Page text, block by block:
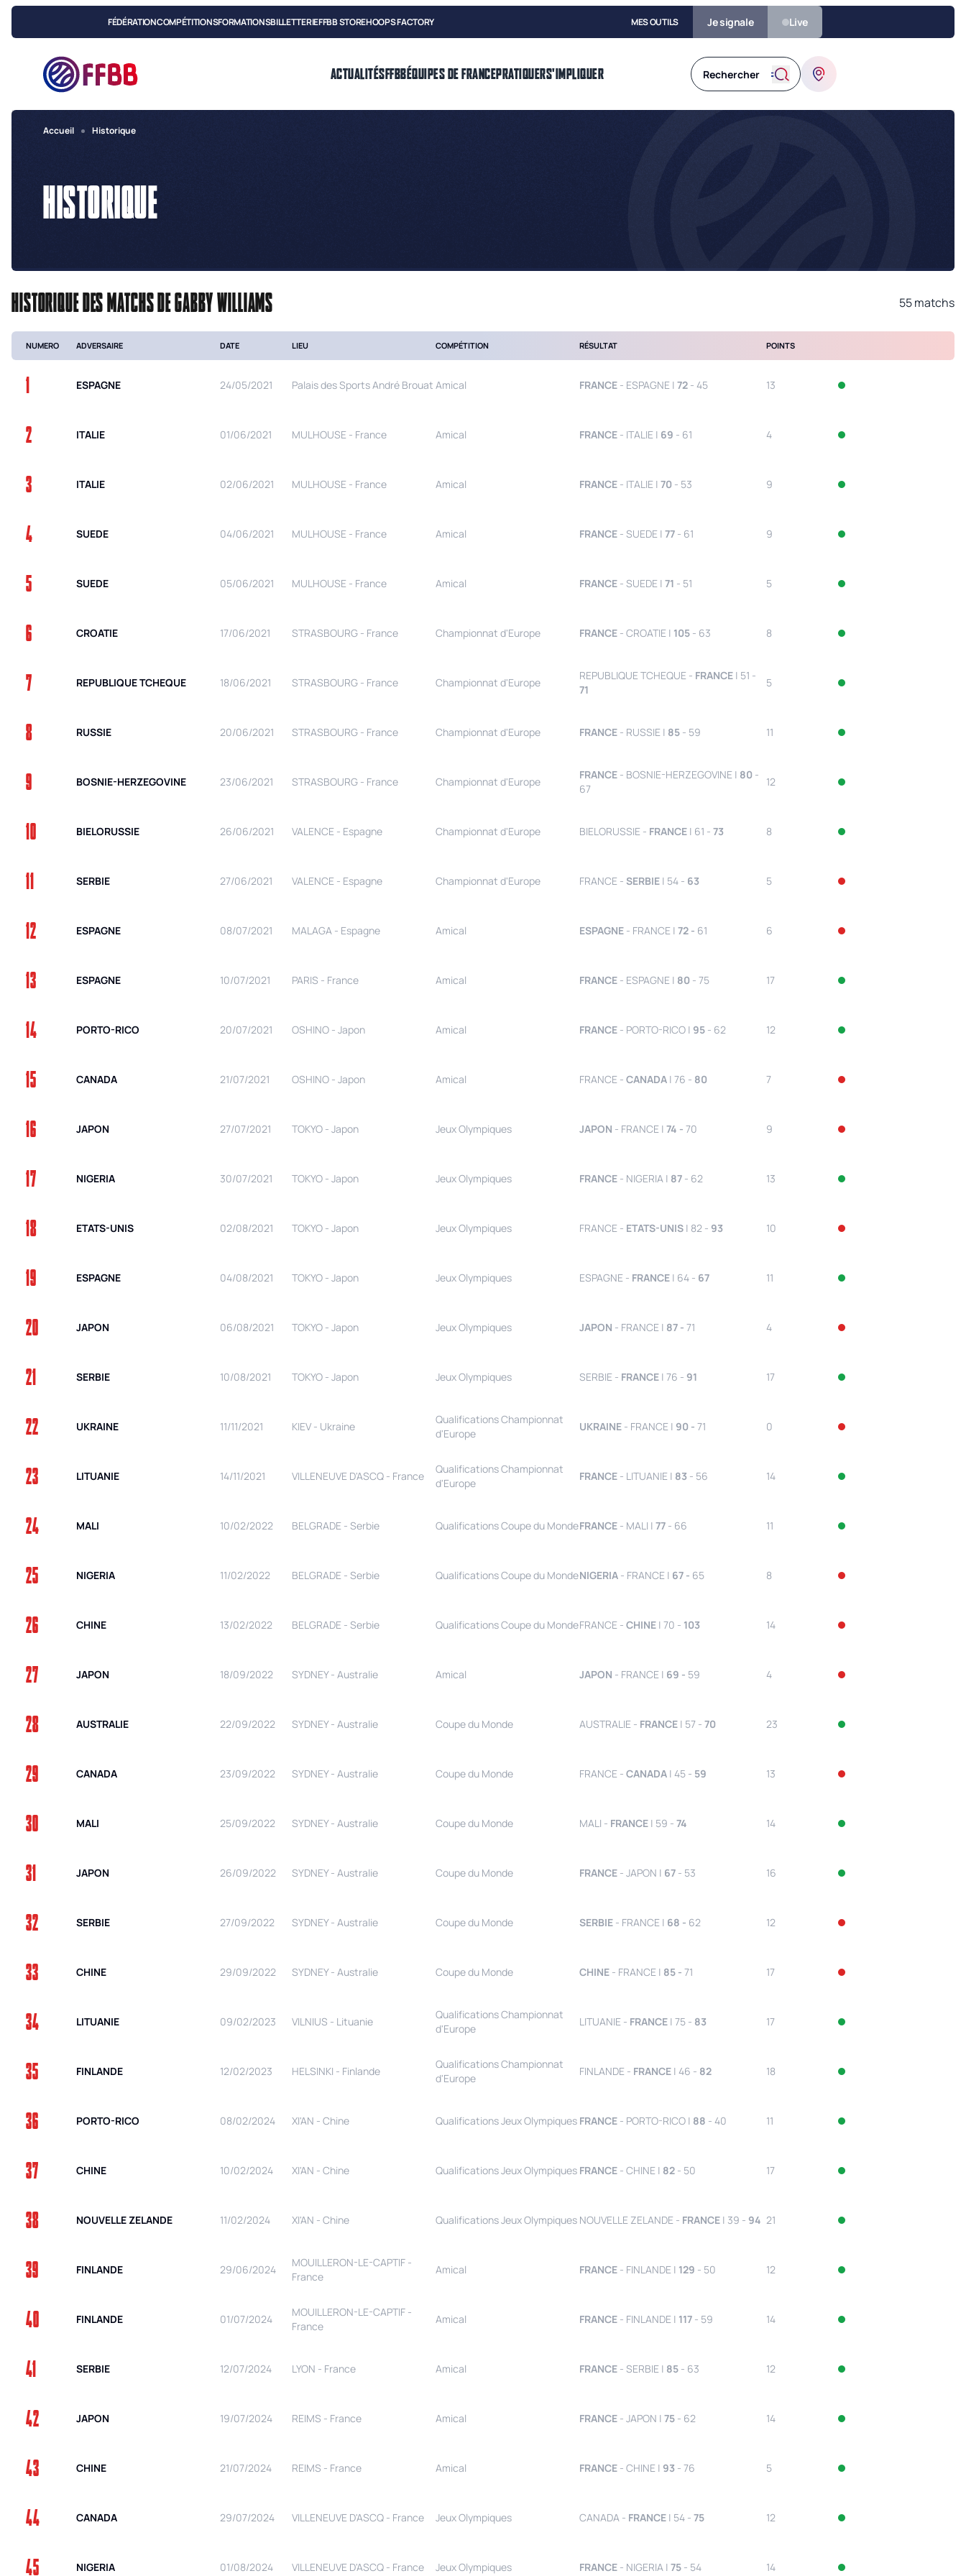
FÉDÉRATIONCOMPÉTITIONSFORMATIONSBILLETTERIEFFBB STOREHOOPS FACTORY MES OUTILS Je signale Live
ACTUALITÉSFFBBÉQUIPES DE FRANCEPRATIQUERS'IMPLIQUER
Accueil Historique
HISTORIQUE
HISTORIQUE DES MATCHS DEGABBY WILLIAMS 55matchs
NUMERO ADVERSAIRE DATE LIEU COMPÉTITION RÉSULTAT POINTS
1 ESPAGNE 24/05/2021 Palais des Sports André Brouat Amical FRANCE - ESPAGNE | 72 - 45 13
2 ITALIE 01/06/2021 MULHOUSE - France Amical FRANCE - ITALIE | 69 - 61 4
3 ITALIE 02/06/2021 MULHOUSE - France Amical FRANCE - ITALIE | 70 - 53 9
4 SUEDE 04/06/2021 MULHOUSE - France Amical FRANCE - SUEDE | 77 - 61 9
5 SUEDE 05/06/2021 MULHOUSE - France Amical FRANCE - SUEDE | 71 - 51 5
6 CROATIE 17/06/2021 STRASBOURG - France Championnat d'Europe FRANCE - CROATIE | 105 - 63 8
7 REPUBLIQUE TCHEQUE 18/06/2021 STRASBOURG - France Championnat d'Europe
REPUBLIQUE TCHEQUE - FRANCE | 51 -
71
5
8 RUSSIE 20/06/2021 STRASBOURG - France Championnat d'Europe FRANCE - RUSSIE | 85 - 59 11
9 BOSNIE-HERZEGOVINE 23/06/2021 STRASBOURG - France Championnat d'Europe
FRANCE - BOSNIE-HERZEGOVINE | 80 -
67
12
10 BIELORUSSIE 26/06/2021 VALENCE - Espagne Championnat d'Europe BIELORUSSIE - FRANCE | 61 - 73 8
11 SERBIE 27/06/2021 VALENCE - Espagne Championnat d'Europe FRANCE - SERBIE | 54 - 63 5
12 ESPAGNE 08/07/2021 MALAGA - Espagne Amical ESPAGNE - FRANCE | 72 - 61 6
13 ESPAGNE 10/07/2021 PARIS - France Amical FRANCE - ESPAGNE | 80 - 75 17
14 PORTO-RICO 20/07/2021 OSHINO - Japon Amical FRANCE - PORTO-RICO | 95 - 62 12
15 CANADA 21/07/2021 OSHINO - Japon Amical FRANCE - CANADA | 76 - 80 7
16 JAPON 27/07/2021 TOKYO - Japon Jeux Olympiques JAPON - FRANCE | 74 - 70 9
17 NIGERIA 30/07/2021 TOKYO - Japon Jeux Olympiques FRANCE - NIGERIA | 87 - 62 13
18 ETATS-UNIS 02/08/2021 TOKYO - Japon Jeux Olympiques FRANCE - ETATS-UNIS | 82 - 93 10
19 ESPAGNE 04/08/2021 TOKYO - Japon Jeux Olympiques ESPAGNE - FRANCE | 64 - 67 11
20 JAPON 06/08/2021 TOKYO - Japon Jeux Olympiques JAPON - FRANCE | 87 - 71 4
21 SERBIE 10/08/2021 TOKYO - Japon Jeux Olympiques SERBIE - FRANCE | 76 - 91 17
22 UKRAINE 11/11/2021 KIEV - Ukraine
Qualifications Championnat
d'Europe
UKRAINE - FRANCE | 90 - 71 0
23 LITUANIE 14/11/2021 VILLENEUVE D'ASCQ - France
Qualifications Championnat
d'Europe
FRANCE - LITUANIE | 83 - 56 14
24 MALI 10/02/2022 BELGRADE - Serbie Qualifications Coupe du MondeFRANCE - MALI | 77 - 66 11
25 NIGERIA 11/02/2022 BELGRADE - Serbie Qualifications Coupe du MondeNIGERIA - FRANCE | 67 - 65 8
26 CHINE 13/02/2022 BELGRADE - Serbie Qualifications Coupe du MondeFRANCE - CHINE | 70 - 103 14
27 JAPON 18/09/2022 SYDNEY - Australie Amical JAPON - FRANCE | 69 - 59 4
28 AUSTRALIE 22/09/2022 SYDNEY - Australie Coupe du Monde AUSTRALIE - FRANCE | 57 - 70 23
29 CANADA 23/09/2022 SYDNEY - Australie Coupe du Monde FRANCE - CANADA | 45 - 59 13
30 MALI 25/09/2022 SYDNEY - Australie Coupe du Monde MALI - FRANCE | 59 - 74 14
31 JAPON 26/09/2022 SYDNEY - Australie Coupe du Monde FRANCE - JAPON | 67 - 53 16
32 SERBIE 27/09/2022 SYDNEY - Australie Coupe du Monde SERBIE - FRANCE | 68 - 62 12
33 CHINE 29/09/2022 SYDNEY - Australie Coupe du Monde CHINE - FRANCE | 85 - 71 17
34 LITUANIE 09/02/2023 VILNIUS - Lituanie
Qualifications Championnat
d'Europe
LITUANIE - FRANCE | 75 - 83 17
35 FINLANDE 12/02/2023 HELSINKI - Finlande
Qualifications Championnat
d'Europe
FINLANDE - FRANCE | 46 - 82 18
36 PORTO-RICO 08/02/2024 XI'AN - Chine Qualifications Jeux Olympiques FRANCE - PORTO-RICO | 88 - 40 11
37 CHINE 10/02/2024 XI'AN - Chine Qualifications Jeux Olympiques FRANCE - CHINE | 82 - 50 17
38 NOUVELLE ZELANDE 11/02/2024 XI'AN - Chine Qualifications Jeux Olympiques NOUVELLE ZELANDE - FRANCE | 39 - 94 21
39 FINLANDE 29/06/2024
MOUILLERON-LE-CAPTIF -
France
Amical FRANCE - FINLANDE | 129 - 50 12
40 FINLANDE 01/07/2024
MOUILLERON-LE-CAPTIF -
France
Amical FRANCE - FINLANDE | 117 - 59 14
41 SERBIE 12/07/2024 LYON - France Amical FRANCE - SERBIE | 85 - 63 12
42 JAPON 19/07/2024 REIMS - France Amical FRANCE - JAPON | 75 - 62 14
43 CHINE 21/07/2024 REIMS - France Amical FRANCE - CHINE | 93 - 76 5
44 CANADA 29/07/2024 VILLENEUVE D'ASCQ - France Jeux Olympiques CANADA - FRANCE | 54 - 75 12
45 NIGERIA 01/08/2024 VILLENEUVE D'ASCQ - France Jeux Olympiques FRANCE - NIGERIA | 75 - 54 14